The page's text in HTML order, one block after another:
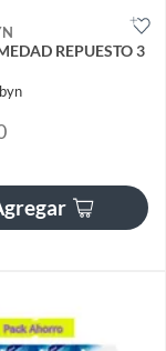
REPUESTO 3